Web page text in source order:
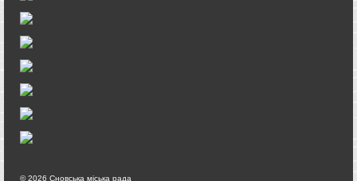
© 2026 Сновська міська рада